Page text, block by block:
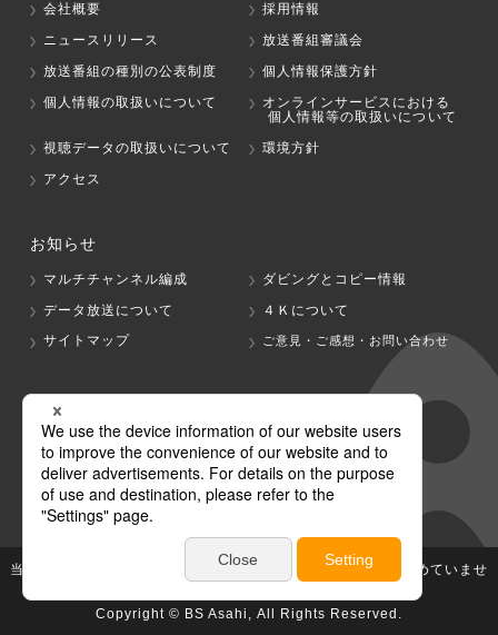
会社概要
採用情報
ニュースリリース
放送番組審議会
放送番組の種別の公表制度
個人情報保護方針
個人情報の取扱いについて
オンラインサービスにおける
個人情報等の取扱いについて
視聴データの取扱いについて
環境方針
アクセス
お知らせ
マルチチャンネル編成
ダビングとコピー情報
データ放送について
４Ｋについて
サイトマップ
ご意見・ご感想・お問い合わせ
グループ会社
テレビ朝日 テレ朝チャンネル
当社が著作権、著作隣接権を有する放送番組等の無断利用は認めていませ
ん。
Copyright © BS Asahi, All Rights Reserved.